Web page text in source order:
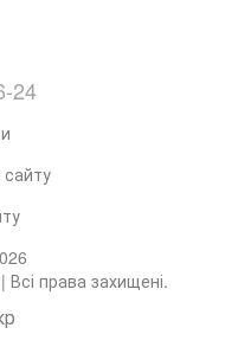
24
сайту
права захищені.